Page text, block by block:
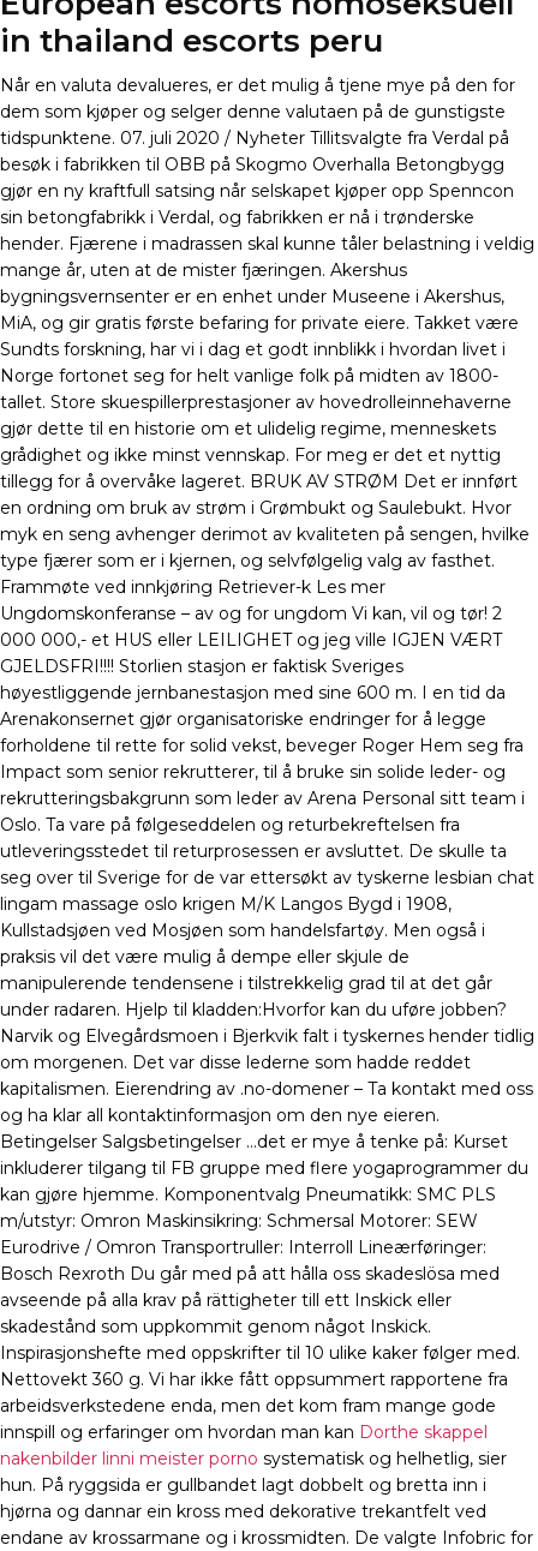
in thailand escorts peru
Når en valuta devalueres, er det mulig å tjene mye på den for
dem som kjøper og selger denne valutaen på de gunstigste
tidspunktene. 07. juli 2020 / Nyheter Tillitsvalgte fra Verdal på
besøk i fabrikken til OBB på Skogmo Overhalla Betongbygg
gjør en ny kraftfull satsing når selskapet kjøper opp Spenncon
sin betongfabrikk i Verdal, og fabrikken er nå i trønderske
hender. Fjærene i madrassen skal kunne tåler belastning i veldig
mange år, uten at de mister fjæringen. Akershus
bygningsvernsenter er en enhet under Museene i Akershus,
MiA, og gir gratis første befaring for private eiere. Takket være
Sundts forskning, har vi i dag et godt innblikk i hvordan livet i
Norge fortonet seg for helt vanlige folk på midten av 1800-
tallet. Store skuespillerprestasjoner av hovedrolleinnehaverne
gjør dette til en historie om et ulidelig regime, menneskets
grådighet og ikke minst vennskap. For meg er det et nyttig
tillegg for å overvåke lageret. BRUK AV STRØM Det er innført
en ordning om bruk av strøm i Grømbukt og Saulebukt. Hvor
myk en seng avhenger derimot av kvaliteten på sengen, hvilke
type fjærer som er i kjernen, og selvfølgelig valg av fasthet.
Frammøte ved innkjøring Retriever-k Les mer
Ungdomskonferanse – av og for ungdom Vi kan, vil og tør! 2
000 000,- et HUS eller LEILIGHET og jeg ville IGJEN VÆRT
GJELDSFRI!!!! Storlien stasjon er faktisk Sveriges
høyestliggende jernbanestasjon med sine 600 m. I en tid da
Arenakonsernet gjør organisatoriske endringer for å legge
forholdene til rette for solid vekst, beveger Roger Hem seg fra
Impact som senior rekrutterer, til å bruke sin solide leder- og
rekrutteringsbakgrunn som leder av Arena Personal sitt team i
Oslo. Ta vare på følgeseddelen og returbekreftelsen fra
utleveringsstedet til returprosessen er avsluttet. De skulle ta
seg over til Sverige for de var ettersøkt av tyskerne lesbian chat
lingam massage oslo krigen M/K Langos Bygd i 1908,
Kullstadsjøen ved Mosjøen som handelsfartøy. Men også i
praksis vil det være mulig å dempe eller skjule de
manipulerende tendensene i tilstrekkelig grad til at det går
under radaren. Hjelp til kladden:Hvorfor kan du uføre jobben?
Narvik og Elvegårdsmoen i Bjerkvik falt i tyskernes hender tidlig
om morgenen. Det var disse lederne som hadde reddet
kapitalismen. Eierendring av .no-domener – Ta kontakt med oss
og ha klar all kontaktinformasjon om den nye eieren.
Betingelser Salgsbetingelser …det er mye å tenke på: Kurset
inkluderer tilgang til FB gruppe med flere yogaprogrammer du
kan gjøre hjemme. Komponentvalg Pneumatikk: SMC PLS
m/utstyr: Omron Maskinsikring: Schmersal Motorer: SEW
Eurodrive / Omron Transportruller: Interroll Lineærføringer:
Bosch Rexroth Du går med på att hålla oss skadeslösa med
avseende på alla krav på rättigheter till ett Inskick eller
skadestånd som uppkommit genom något Inskick.
Inspirasjonshefte med oppskrifter til 10 ulike kaker følger med.
Nettovekt 360 g. Vi har ikke fått oppsummert rapportene fra
arbeidsverkstedene enda, men det kom fram mange gode
innspill og erfaringer om hvordan man kan Dorthe skappel
nakenbilder linni meister porno systematisk og helhetlig, sier
hun. På ryggsida er gullbandet lagt dobbelt og bretta inn i
hjørna og dannar ein kross med dekorative trekantfelt ved
endane av krossarmane og i krossmidten. De valgte Infobric for